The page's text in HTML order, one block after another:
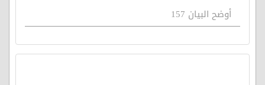
أوضح البيان 157